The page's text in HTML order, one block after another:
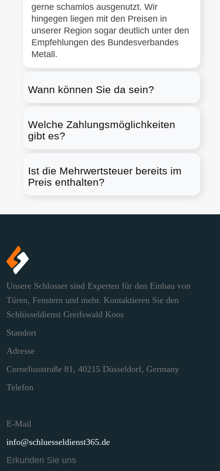
gerne schamlos ausgenutzt. Wir
hingegen liegen mit den Preisen in
unserer Region sogar deutlich unter den
Empfehlungen des Bundesverbandes
Metall.
Wann können Sie da sein?
Welche Zahlungsmöglichkeiten
gibt es?
Ist die Mehrwertsteuer bereits im
Preis enthalten?
Unsere Schlosser sind Experten für den Einbau von
Türen, Fenstern und mehr. Kontaktieren Sie den
Schlüsseldienst Greifswald Koos
Standort
Adresse
Corneliusstraße 81, 40215 Düsseldorf, Germany
Telefon
E-Mail
info@schluesseldienst365.de
Erkunden Sie uns